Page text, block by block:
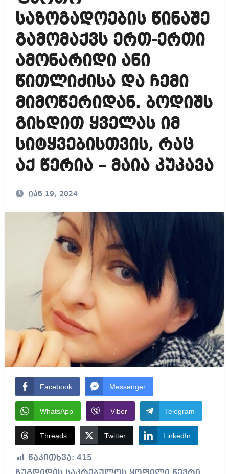
საზოგადოების წინაშე
გამომაქვს ერთ-ერთი
ამონარიდი ანი
წითლიძისა და ჩემი
მიმოწერიდან. ბოდიშს
გიხდით ყველას იმ
სიტყვებისთვის, რაც
აქ წერია – მაია კუკავა
იან 19, 2024
Facebook Messenger
WhatsApp Viber Telegram
Threads Twitter LinkedIn
წაკითხვა: 415